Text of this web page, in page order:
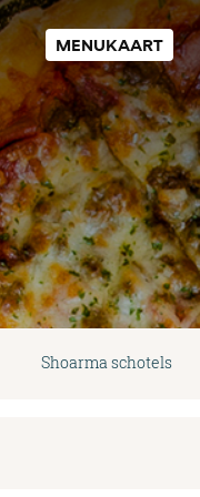
MENUKAART
Shoarma schotels